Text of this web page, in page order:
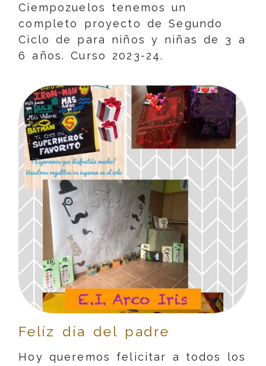
Ciempozuelos tenemos un
completo proyecto de Segundo
Ciclo de para niños y niñas de 3 a
6 años. Curso 2023-24.
Felíz día del padre
Hoy queremos felicitar a todos los